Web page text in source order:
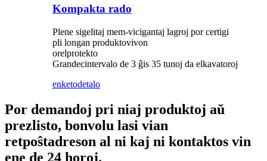
Kompakta rado
Plene sigelitaj mem-vicigantaj lagroj por certigi
pli longan produktovivon
orelprotekto
Grandecintervalo de 3 ĝis 35 tunoj da elkavatoroj
enketodetalo
Por demandoj pri niaj produktoj aŭ
prezlisto, bonvolu lasi vian
retpoŝtadreson al ni kaj ni kontaktos vin
ene de 24 horoj.